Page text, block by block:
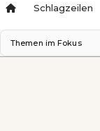
Schlagzeilen
Themen im Fokus